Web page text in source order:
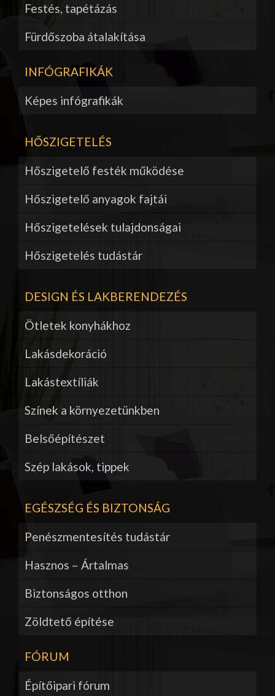
Festés, tapétázás
Fürdőszoba átalakítása
INFÓGRAFIKÁK
Képes infógrafikák
HŐSZIGETELÉS
Hőszigetelő festék működése
Hőszigetelő anyagok fajtái
Hőszigetelések tulajdonságai
Hőszigetelés tudástár
DESIGN ÉS LAKBERENDEZÉS
Ötletek konyhákhoz
Lakásdekoráció
Lakástextíliák
Színek a környezetünkben
Belsőépítészet
Szép lakások, tippek
EGÉSZSÉG ÉS BIZTONSÁG
Penészmentesítés tudástár
Hasznos – Ártalmas
Biztonságos otthon
Zöldtető építése
FÓRUM
Építőipari fórum